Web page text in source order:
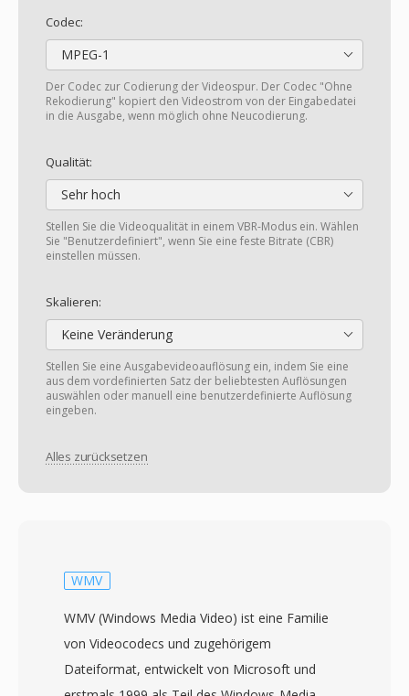
Codec:
MPEG-1
Der Codec zur Codierung der Videospur. Der Codec "Ohne
Rekodierung" kopiert den Videostrom von der Eingabedatei
in die Ausgabe, wenn möglich ohne Neucodierung.
Qualität:
Sehr hoch
Stellen Sie die Videoqualität in einem VBR-Modus ein. Wählen
Sie "Benutzerdefiniert", wenn Sie eine feste Bitrate (CBR)
einstellen müssen.
Skalieren:
Keine Veränderung
Stellen Sie eine Ausgabevideoauflösung ein, indem Sie eine
aus dem vordefinierten Satz der beliebtesten Auflösungen
auswählen oder manuell eine benutzerdefinierte Auflösung
eingeben.
Alles zurücksetzen
WMV
WMV (Windows Media Video) ist eine Familie
von Videocodecs und zugehörigem
Dateiformat, entwickelt von Microsoft und